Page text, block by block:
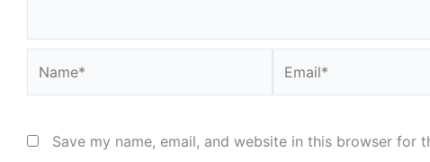
Save my name, email, and website in this browser for